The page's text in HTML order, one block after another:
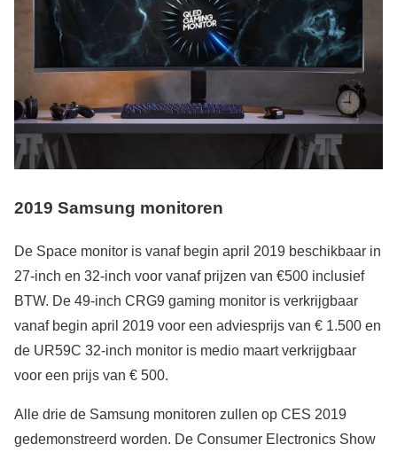
2019 Samsung monitoren
De Space monitor is vanaf begin april 2019 beschikbaar in
27-inch en 32-inch voor vanaf prijzen van €500 inclusief
BTW. De 49-inch CRG9 gaming monitor is verkrijgbaar
vanaf begin april 2019 voor een adviesprijs van € 1.500 en
de UR59C 32-inch monitor is medio maart verkrijgbaar
voor een prijs van € 500.
Alle drie de Samsung monitoren zullen op CES 2019
gedemonstreerd worden. De Consumer Electronics Show